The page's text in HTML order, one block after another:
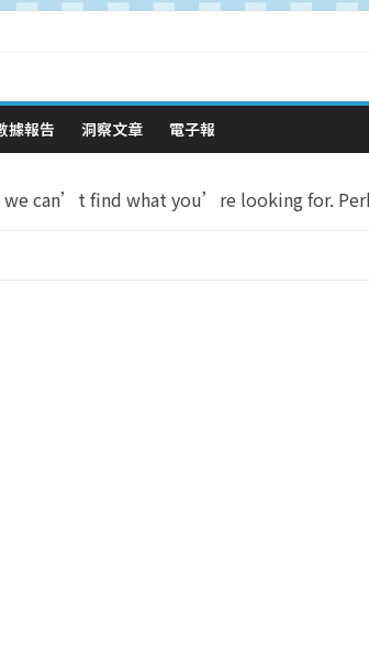
據報告 洞察文章 電子報
we can’t find what you’re looking for.